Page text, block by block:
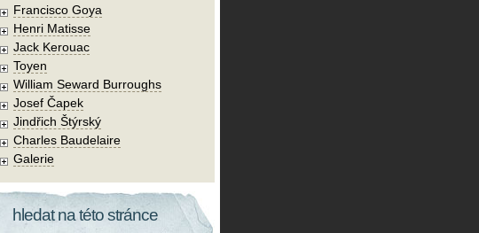
Francisco Goya
Henri Matisse
Jack Kerouac
Toyen
William Seward Burroughs
Josef Čapek
Jindřich Štýrský
Charles Baudelaire
Galerie
hledat na této stránce